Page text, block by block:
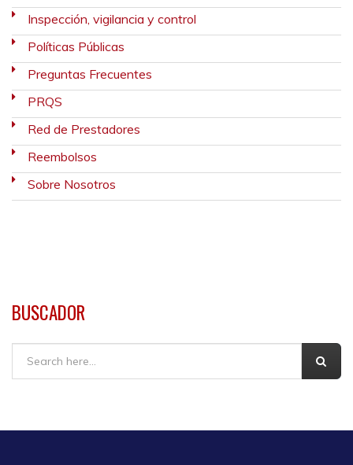
Inspección, vigilancia y control
Políticas Públicas
Preguntas Frecuentes
PRQS
Red de Prestadores
Reembolsos
Sobre Nosotros
BUSCADOR
Buscar